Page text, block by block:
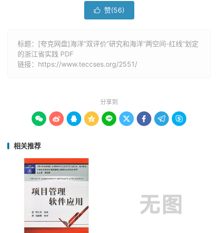
 赞(56)
标题：[夸克网盘]海洋“双评价”研究和海洋“两空间-红线”划定
的浙江省实践 PDF
链接： https://www.teccses.org/2551/
分享到
        
相关推荐